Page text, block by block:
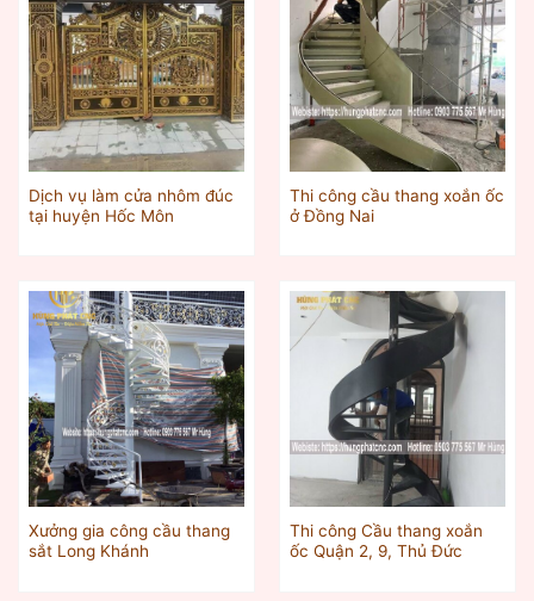
Dịch vụ làm cửa nhôm đúc
tại huyện Hốc Môn
Thi công cầu thang xoắn ốc
ở Đồng Nai
Xưởng gia công cầu thang
sắt Long Khánh
Thi công Cầu thang xoắn
ốc Quận 2, 9, Thủ Đức